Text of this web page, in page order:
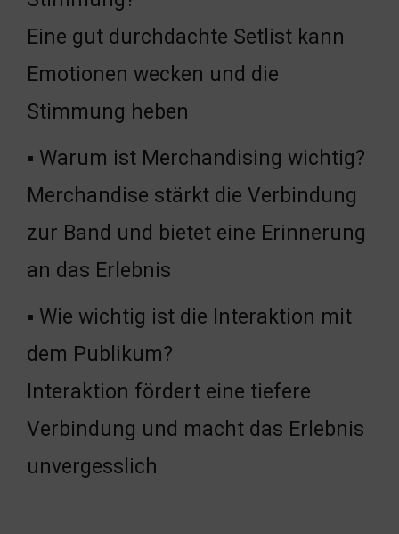
Eine gut durchdachte Setlist kann
Emotionen wecken und die
Stimmung heben
▪ Warum ist Merchandising wichtig?
Merchandise stärkt die Verbindung
zur Band und bietet eine Erinnerung
an das Erlebnis
▪ Wie wichtig ist die Interaktion mit
dem Publikum?
Interaktion fördert eine tiefere
Verbindung und macht das Erlebnis
unvergesslich